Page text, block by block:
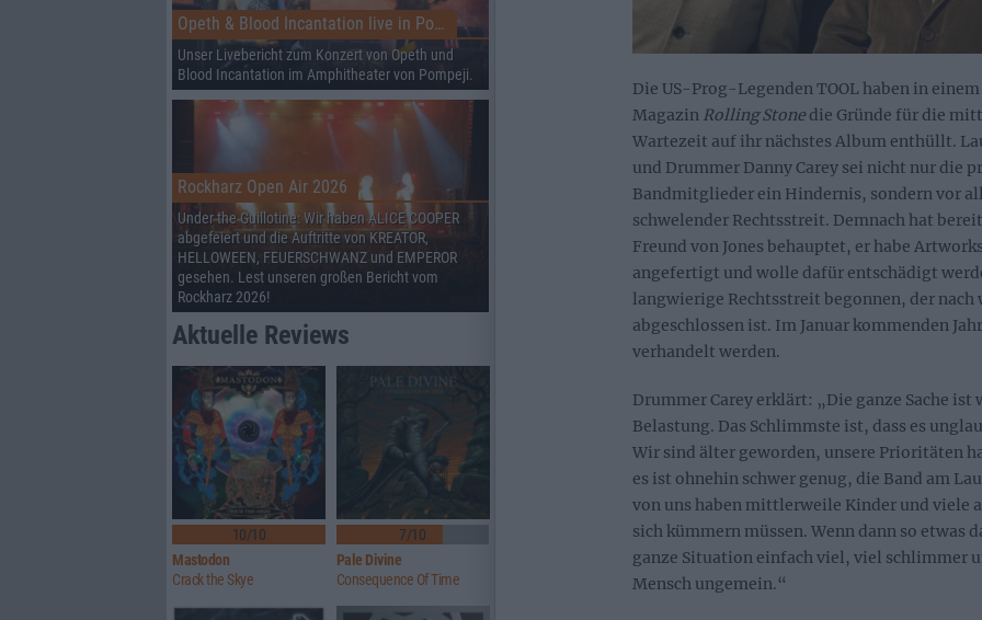
Die US-Prog-Legenden TOOL haben in
Magazin Rolling Stone die Gründe für die
Wartezeit auf ihr nächstes Album enthüllt.
und Drummer Danny Carey sei nicht nur die
Bandmitglieder ein Hindernis, sondern vor
schwelender Rechtsstreit. Demnach hat
Freund von Jones behauptet, er habe
angefertigt und wolle dafür entschädigt
langwierige Rechtsstreit begonnen, der nach
abgeschlossen ist. Im Januar kommenden
verhandelt werden.
Drummer Carey erklärt: „Die ganze Sache
Belastung. Das Schlimmste ist, dass es
Wir sind älter geworden, unsere Prioritäten
es ist ohnehin schwer genug, die Band am
von uns haben mittlerweile Kinder und viele
sich kümmern müssen. Wenn dann so etwas
ganze Situation einfach viel, viel schlimmer
Mensch ungemein.“
Opeth & Blood Incantation live in Pompeji
Unser Livebericht zum Konzert von Opeth und
Blood Incantation im Amphitheater von Pompeji.
Rockharz Open Air 2026
Under the Guillotine: Wir haben ALICE COOPER
abgefeiert und die Auftritte von KREATOR,
HELLOWEEN, FEUERSCHWANZ und EMPEROR
gesehen. Lest unseren großen Bericht vom
Rockharz 2026!
Aktuelle Reviews
10/10
Mastodon
Crack the Skye
7/10
Pale Divine
Consequence Of Time